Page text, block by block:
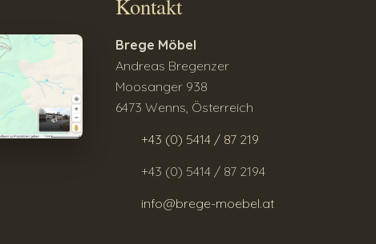
Kontakt
Brege Möbel
Andreas Bregenzer
Moosanger 938
6473 Wenns, Österreich
+43 (0) 5414 / 87 219
+43 (0) 5414 / 87 2194
info@brege-moebel.at